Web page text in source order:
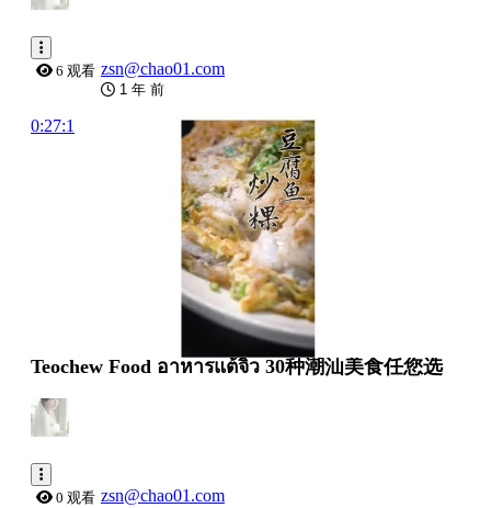
6 观看 zsn@chao01.com
1 年 前
0:27:10
Teochew Food อาหารแต้จิ๋ว 30种潮汕美食任您选
0 观看 zsn@chao01.com